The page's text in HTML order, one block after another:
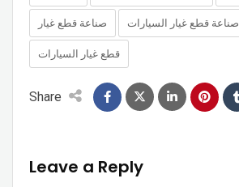
صناعة قطع غيار صناعة قطع غيار السيارات
قطع غيار السيارات
Share
Leave a Reply